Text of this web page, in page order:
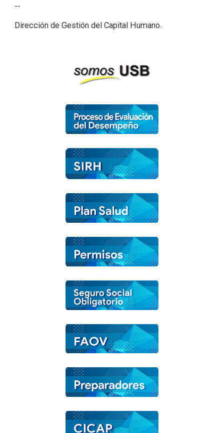
--
Dirección de Gestión del Capital Humano.